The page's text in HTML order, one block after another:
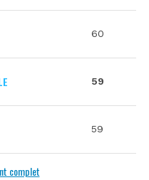
60
59
59
complet